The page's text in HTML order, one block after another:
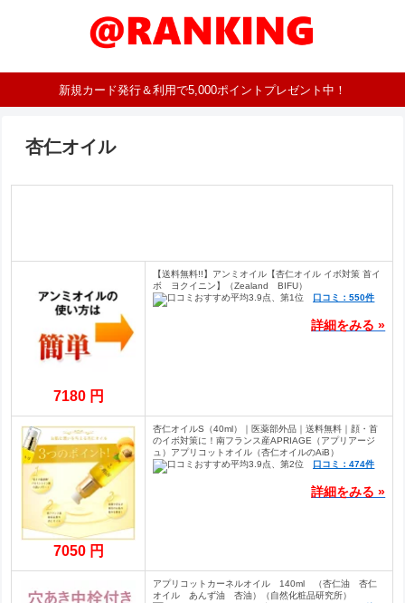
新規カード発行＆利用で5,000ポイントプレゼント中！
杏仁オイル
7180 円
【送料無料!!】アンミオイル【杏仁オイル イボ対策 首イ
ボ ヨクイニン】（Zealand BIFU）
口コミ：550件
詳細をみる »
7050 円
杏仁オイルS（40ml）｜医薬部外品｜送料無料｜顔・首
のイボ対策に！南フランス産APRIAGE（アプリアージ
ュ）アプリコットオイル（杏仁オイルのAiB）
口コミ：474件
詳細をみる »
アプリコットカーネルオイル 140ml （杏仁油 杏仁
オイル あんず油 杏油）（自然化粧品研究所）